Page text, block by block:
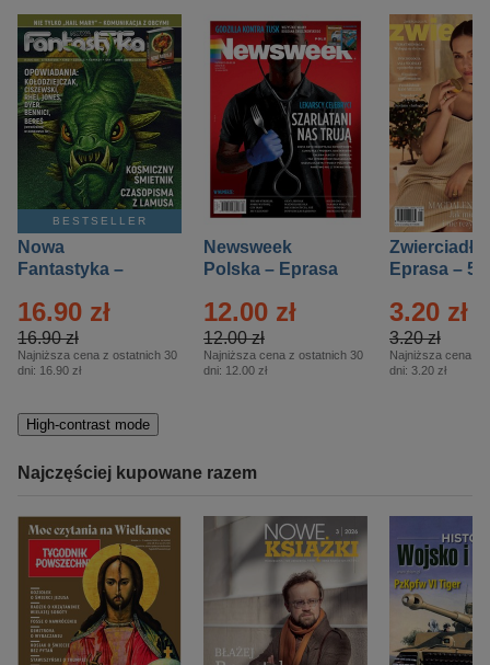
BESTSELLER
Nowa
Fantastyka –
16.90 zł
16.90 zł
Najniższa cena z ostatnich 30
dni: 16.90 zł
Newsweek
Polska – Eprasa
12.00 zł
12.00 zł
Najniższa cena z ostatnich 30
dni: 12.00 zł
Zwierciadło
Eprasa – 5/
3.20 zł
3.20 zł
Najniższa cena z
dni: 3.20 zł
High-contrast mode
Najczęściej kupowane razem